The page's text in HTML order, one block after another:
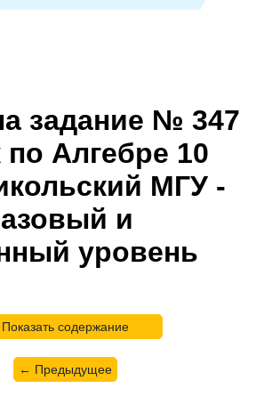
задание № 347
Алгебре 10
МГУ -
и
уровень
Показать содержание
← Предыдущее